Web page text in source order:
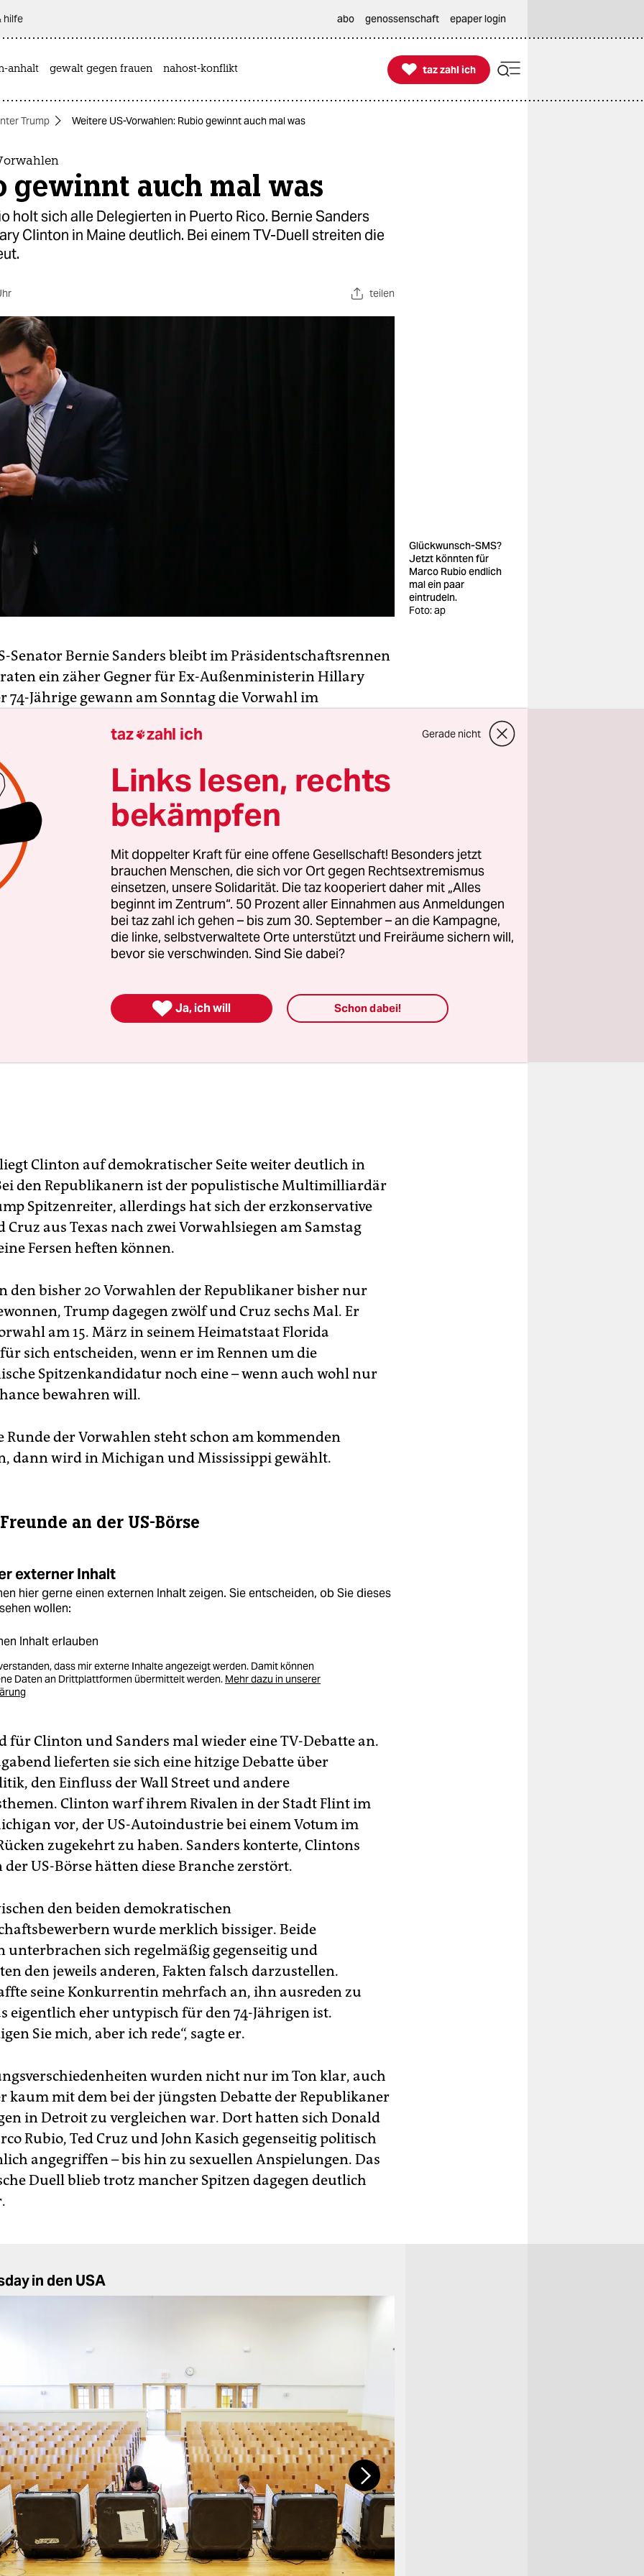
hilfe abo genossenschaft epaper login
anhalt gewalt gegen frauen nahost-konflikt 
taz zahl ich
taz zahl ich
Trump Weitere US-Vorwahlen: Rubio gewinnt auch mal was
gewinnt auch mal was
holt sich alle Delegierten in Puerto Rico. Bernie Sanders
Clinton in Maine deutlich. Bei einem TV-Duell streiten die
teilen
Glückwunsch-SMS?
Jetzt könnten für
Marco Rubio endlich
mal ein paar
eintrudeln.
Foto: ap
Senator Bernie Sanders bleibt im Präsidentschaftsrennen
ein zäher Gegner für Ex-Außenministerin Hillary
74-Jährige gewann am Sonntag die Vorwahl im
und Nebraska gesiegt hatte.
Seite entschied Senator Marco Rubio aus Florida
am Sonntag im US-Territorium Puerto Rico für sich. Er
Delegiertenstimmen. Am Samstag hatte er dagegen bei
in vier Bundesstaaten nicht einmal einen zweiten
können.
Clinton auf demokratischer Seite weiter deutlich in
den Republikanern ist der populistische Multimilliardär
Spitzenreiter, allerdings hat sich der erzkonservative
Cruz aus Texas nach zwei Vorwahlsiegen am Samstag
Fersen heften können.
den bisher 20 Vorwahlen der Republikaner bisher nur
Trump dagegen zwölf und Cruz sechs Mal. Er
am 15. März in seinem Heimatstaat Florida
sich entscheiden, wenn er im Rennen um die
Spitzenkandidatur noch eine – wenn auch wohl nur
bewahren will.
Runde der Vorwahlen steht schon am kommenden
dann wird in Michigan und Mississippi gewählt.
an der US-Börse
externer Inhalt
hier gerne einen externen Inhalt zeigen. Sie entscheiden, ob Sie dieses
wollen:
Inhalt erlauben
dass mir externe Inhalte angezeigt werden. Damit können
Daten an Drittplattformen übermittelt werden. Mehr dazu in unserer
für Clinton und Sanders mal wieder eine TV-Debatte an.
lieferten sie sich eine hitzige Debatte über
den Einfluss der Wall Street und andere
Clinton warf ihrem Rivalen in der Stadt Flint im
vor, der US-Autoindustrie bei einem Votum im
zugekehrt zu haben. Sanders konterte, Clintons
der US-Börse hätten diese Branche zerstört.
den beiden demokratischen
wurde merklich bissiger. Beide
unterbrachen sich regelmäßig gegenseitig und
den jeweils anderen, Fakten falsch darzustellen.
seine Konkurrentin mehrfach an, ihn ausreden zu
eigentlich eher untypisch für den 74-Jährigen ist.
Sie mich, aber ich rede“, sagte er.
wurden nicht nur im Ton klar, auch
kaum mit dem bei der jüngsten Debatte der Republikaner
in Detroit zu vergleichen war. Dort hatten sich Donald
Rubio, Ted Cruz und John Kasich gegenseitig politisch
angegriffen – bis hin zu sexuellen Anspielungen. Das
Duell blieb trotz mancher Spitzen dagegen deutlich
in den USA
taz zahl ich Gerade nicht
Links lesen, rechts
bekämpfen
Mit doppelter Kraft für eine offene Gesellschaft! Besonders jetzt
brauchen Menschen, die sich vor Ort gegen Rechtsextremismus
einsetzen, unsere Solidarität. Die taz kooperiert daher mit „Alles
beginnt im Zentrum“. 50 Prozent aller Einnahmen aus Anmeldungen
bei taz zahl ich gehen – bis zum 30. September – an die Kampagne,
die linke, selbstverwaltete Orte unterstützt und Freiräume sichern will,
bevor sie verschwinden. Sind Sie dabei?
 Ja, ich will Schon dabei!